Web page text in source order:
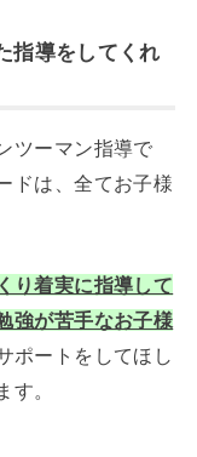
指導をしてくれ
ツーマン指導で
ドは、全てお子様
り着実に指導して
強が苦手なお子様
ポートをしてほし
す。